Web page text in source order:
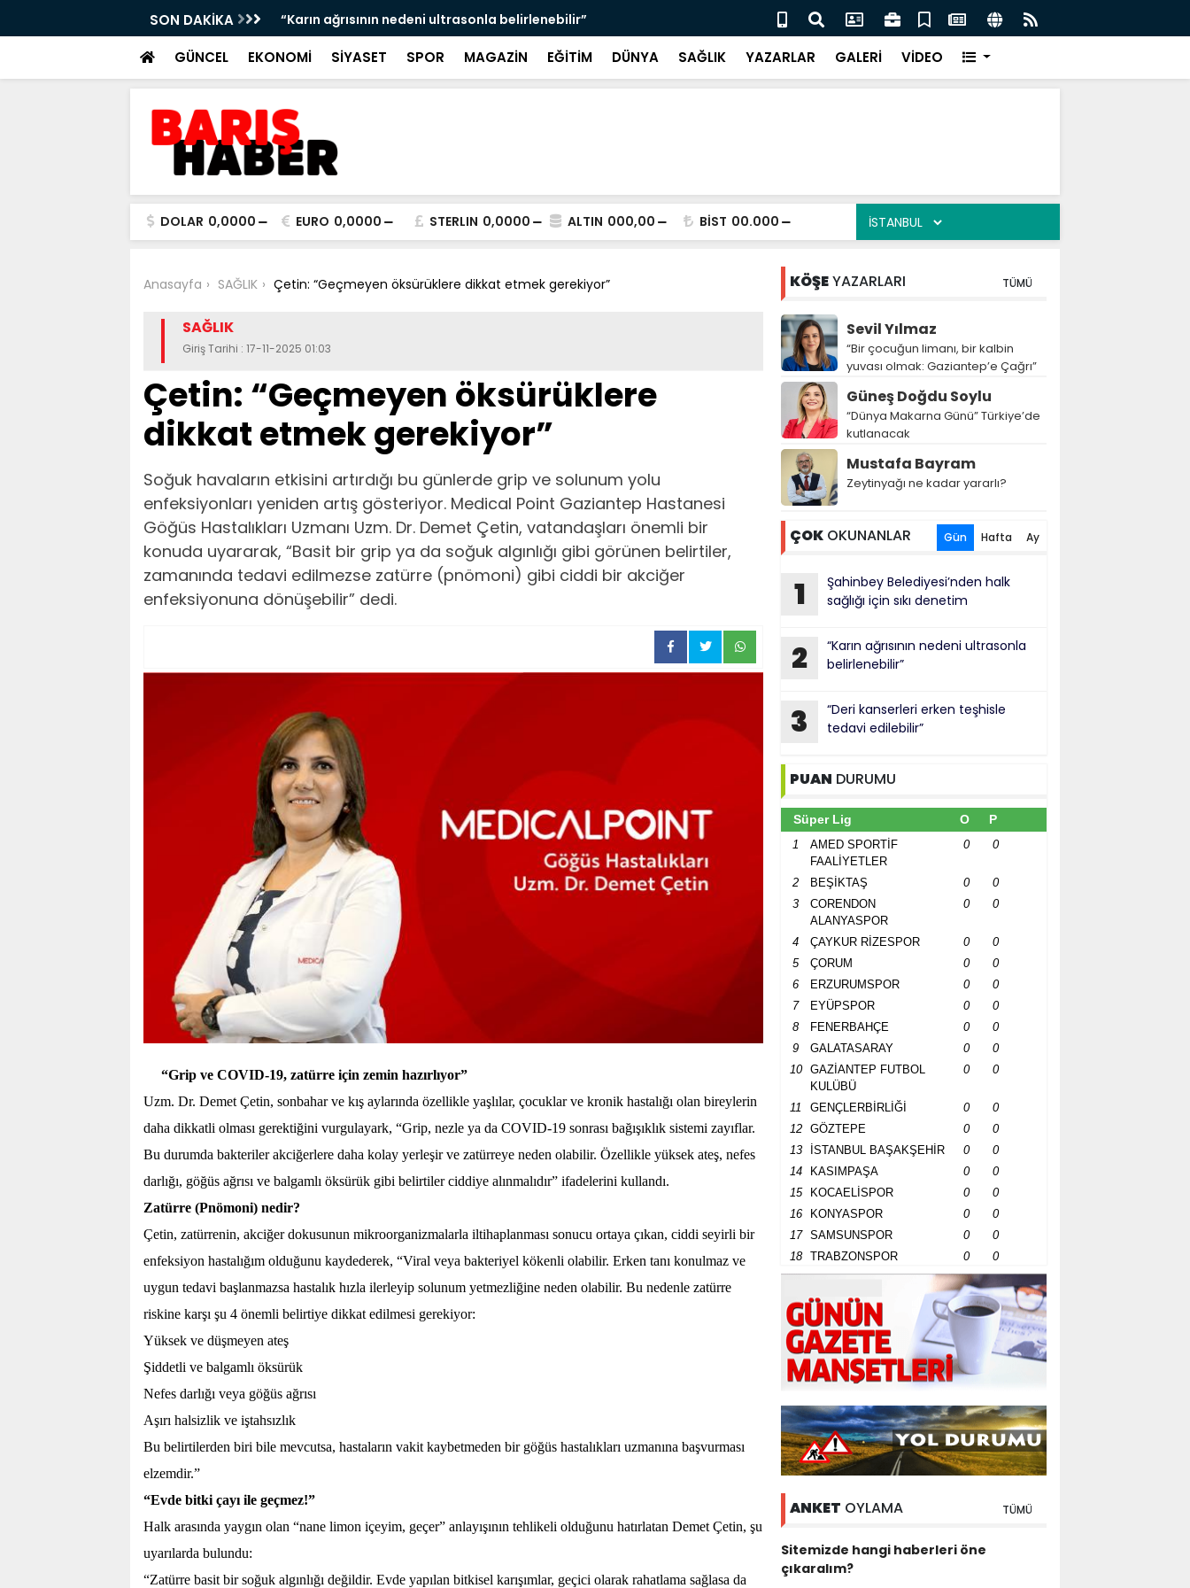
SON DAKİKA “Deri kanserleri erken teşhisle tedavi edilebilir” Şahinbey Belediyesi’nden halk sağlığı için sıkı denetim
GÜNCEL EKONOMİ SİYASET SPOR MAGAZİN EĞİTİM DÜNYA SAĞLIK YAZARLAR GALERİ VİDEO
DOLAR 0,0000 EURO 0,0000 STERLIN 0,0000 ALTIN 000,00 BİST 00.000
Anasayfa SAĞLIK Çetin: “Geçmeyen öksürüklere dikkat etmek gerekiyor”
SAĞLIK
Giriş Tarihi : 17-11-2025 01:03
Çetin: “Geçmeyen öksürüklere
dikkat etmek gerekiyor”
Soğuk havaların etkisini artırdığı bu günlerde grip ve solunum yolu
enfeksiyonları yeniden artış gösteriyor. Medical Point Gaziantep Hastanesi
Göğüs Hastalıkları Uzmanı Uzm. Dr. Demet Çetin, vatandaşları önemli bir
konuda uyararak, “Basit bir grip ya da soğuk algınlığı gibi görünen belirtiler,
zamanında tedavi edilmezse zatürre (pnömoni) gibi ciddi bir akciğer
enfeksiyonuna dönüşebilir” dedi.
“Grip ve COVID-19, zatürre için zemin hazırlıyor”
Uzm. Dr. Demet Çetin, sonbahar ve kış aylarında özellikle yaşlılar, çocuklar ve kronik hastalığı olan bireylerin
daha dikkatli olması gerektiğini vurgulayark, “Grip, nezle ya da COVID-19 sonrası bağışıklık sistemi zayıflar.
Bu durumda bakteriler akciğerlere daha kolay yerleşir ve zatürreye neden olabilir. Özellikle yüksek ateş, nefes
darlığı, göğüs ağrısı ve balgamlı öksürük gibi belirtiler ciddiye alınmalıdır” ifadelerini kullandı.
Zatürre (Pnömoni) nedir?
Çetin, zatürrenin, akciğer dokusunun mikroorganizmalarla iltihaplanması sonucu ortaya çıkan, ciddi seyirli bir
enfeksiyon hastalığım olduğunu kaydederek, “Viral veya bakteriyel kökenli olabilir. Erken tanı konulmaz ve
uygun tedavi başlanmazsa hastalık hızla ilerleyip solunum yetmezliğine neden olabilir. Bu nedenle zatürre
riskine karşı şu 4 önemli belirtiye dikkat edilmesi gerekiyor:
Yüksek ve düşmeyen ateş
Şiddetli ve balgamlı öksürük
Nefes darlığı veya göğüs ağrısı
Aşırı halsizlik ve iştahsızlık
Bu belirtilerden biri bile mevcutsa, hastaların vakit kaybetmeden bir göğüs hastalıkları uzmanına başvurması
elzemdir.”
“Evde bitki çayı ile geçmez!”
Halk arasında yaygın olan “nane limon içeyim, geçer” anlayışının tehlikeli olduğunu hatırlatan Demet Çetin, şu
uyarılarda bulundu:
“Zatürre basit bir soğuk algınlığı değildir. Evde yapılan bitkisel karışımlar, geçici olarak rahatlama sağlasa da
KÖŞEYAZARLARI TÜMÜ
Sevil Yılmaz
“Bir çocuğun limanı, bir kalbin
yuvası olmak: Gaziantep’e Çağrı”
Güneş Doğdu Soylu
“Dünya Makarna Günü” Türkiye’de
kutlanacak
Mustafa Bayram
Zeytinyağı ne kadar yararlı?
ÇOK OKUNANLAR Gün Hafta Ay
1
Şahinbey Belediyesi’nden halk
sağlığı için sıkı denetim
2
“Karın ağrısının nedeni ultrasonla
belirlenebilir”
3
“Deri kanserleri erken teşhisle
tedavi edilebilir”
PUAN DURUMU
Süper Lig O P
1
AMED SPORTİF
FAALİYETLER
0 0
2 BEŞİKTAŞ 0
0
3
CORENDON
ALANYASPOR
0 0
4 ÇAYKUR RİZESPOR 0
0
5
ÇORUM 0
0
6
ERZURUMSPOR 0
0
7
EYÜPSPOR 0
0
8
FENERBAHÇE 0
0
9
GALATASARAY 0
0
10
GAZİANTEP FUTBOL
KULÜBÜ
0 0
11 GENÇLERBİRLİĞİ 0
0
12
GÖZTEPE 0
0
13
İSTANBUL BAŞAKŞEHİR 0
0
14
KASIMPAŞA 0
0
15
KOCAELİSPOR 0
0
16
KONYASPOR 0
0
17
SAMSUNSPOR 0
0
18
TRABZONSPOR 0 0
ANKET OYLAMA TÜMÜ
Sitemizde hangi haberleri öne
çıkaralım?